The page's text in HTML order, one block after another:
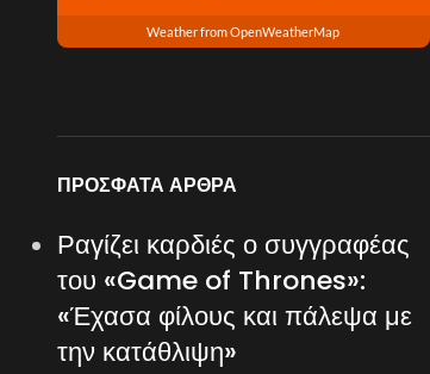
Weather from OpenWeatherMap
ΠΡΌΣΦΑΤΑ ΆΡΘΡΑ
Ραγίζει καρδιές ο συγγραφέας
του «Game of Thrones»:
«Έχασα φίλους και πάλεψα με
την κατάθλιψη»